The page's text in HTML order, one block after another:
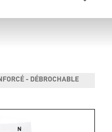
- DÉBROCHABLE